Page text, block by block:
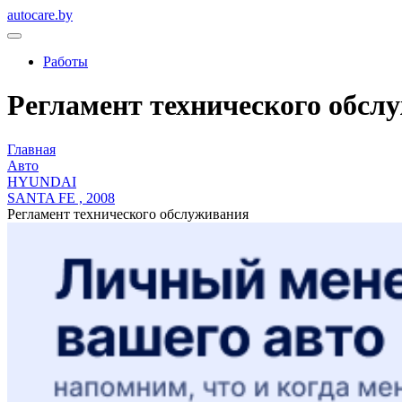
autocare.by
Работы
Регламент технического
Главная
Авто
HYUNDAI
SANTA FE , 2008
Регламент технического обслуживания